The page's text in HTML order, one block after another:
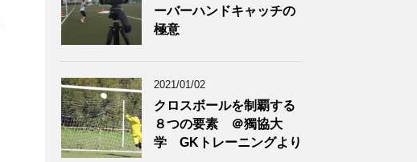
ーバーハンドキャッチの
極意
2021/01/02
クロスボールを制覇する
８つの要素 ＠獨協大
学 GKトレーニングより